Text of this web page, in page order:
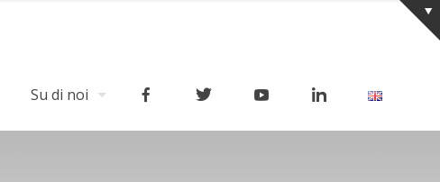
Su di noi